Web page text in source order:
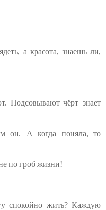
а красота, знаешь ли,
Подсовывают чёрт знает
он. А когда поняла, то
по гроб жизни!
спокойно жить? Каждую